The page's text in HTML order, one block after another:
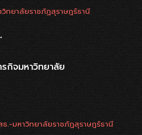
วิทยาลัยราชภัฏสุราษฎร์ธานี
กิจมหาวิทยาลัย
.-มหาวิทยาลัยราชภัฏสุราษฎร์ธานี